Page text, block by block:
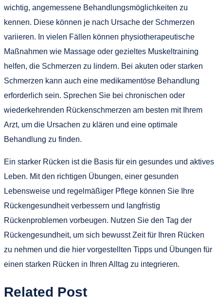
wichtig, angemessene Behandlungsmöglichkeiten zu
kennen. Diese können je nach Ursache der Schmerzen
variieren. In vielen Fällen können physiotherapeutische
Maßnahmen wie Massage oder gezieltes Muskeltraining
helfen, die Schmerzen zu lindern. Bei akuten oder starken
Schmerzen kann auch eine medikamentöse Behandlung
erforderlich sein. Sprechen Sie bei chronischen oder
wiederkehrenden Rückenschmerzen am besten mit Ihrem
Arzt, um die Ursachen zu klären und eine optimale
Behandlung zu finden.
Ein starker Rücken ist die Basis für ein gesundes und aktives
Leben. Mit den richtigen Übungen, einer gesunden
Lebensweise und regelmäßiger Pflege können Sie Ihre
Rückengesundheit verbessern und langfristig
Rückenproblemen vorbeugen. Nutzen Sie den Tag der
Rückengesundheit, um sich bewusst Zeit für Ihren Rücken
zu nehmen und die hier vorgestellten Tipps und Übungen für
einen starken Rücken in Ihren Alltag zu integrieren.
Related Post